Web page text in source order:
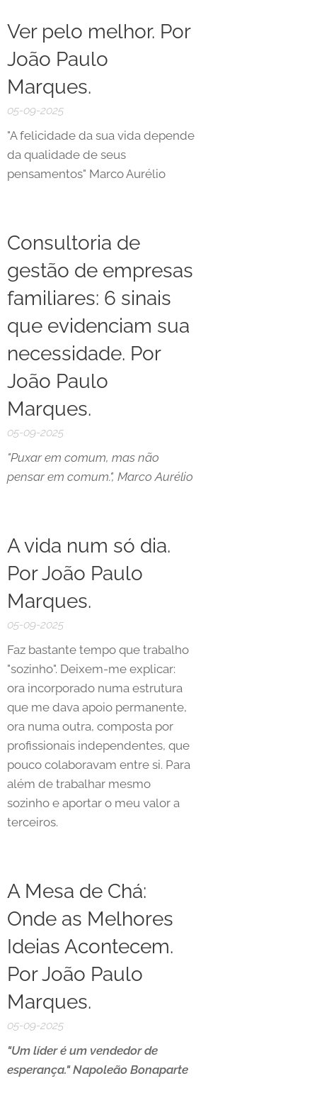
Ver pelo melhor. Por
João Paulo
Marques.
05-09-2025
"A felicidade da sua vida depende
da qualidade de seus
pensamentos" Marco Aurélio
Consultoria de
gestão de empresas
familiares: 6 sinais
que evidenciam sua
necessidade. Por
João Paulo
Marques.
05-09-2025
"Puxar em comum, mas não
pensar em comum.", Marco Aurélio
A vida num só dia.
Por João Paulo
Marques.
05-09-2025
Faz bastante tempo que trabalho
"sozinho". Deixem-me explicar:
ora incorporado numa estrutura
que me dava apoio permanente,
ora numa outra, composta por
profissionais independentes, que
pouco colaboravam entre si. Para
além de trabalhar mesmo
sozinho e aportar o meu valor a
terceiros.
A Mesa de Chá:
Onde as Melhores
Ideias Acontecem.
Por João Paulo
Marques.
05-09-2025
"Um líder é um vendedor de
esperança." Napoleão Bonaparte